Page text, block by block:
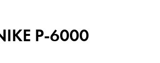
P-6000